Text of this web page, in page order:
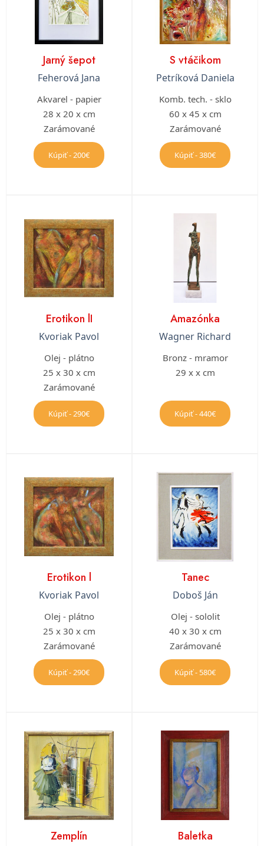
Jarný šepot
Feherová Jana
Akvarel - papier
28 x 20 x cm
Zarámované
Kúpiť - 200€
S vtáčikom
Petríková Daniela
Komb. tech. - sklo
60 x 45 x cm
Zarámované
Kúpiť - 380€
Erotikon lI
Kvoriak Pavol
Olej - plátno
25 x 30 x cm
Zarámované
Kúpiť - 290€
Amazónka
Wagner Richard
Bronz - mramor
29 x x cm
Kúpiť - 440€
Erotikon l
Kvoriak Pavol
Olej - plátno
25 x 30 x cm
Zarámované
Kúpiť - 290€
Tanec
Doboš Ján
Olej - sololit
40 x 30 x cm
Zarámované
Kúpiť - 580€
Zemplín Baletka